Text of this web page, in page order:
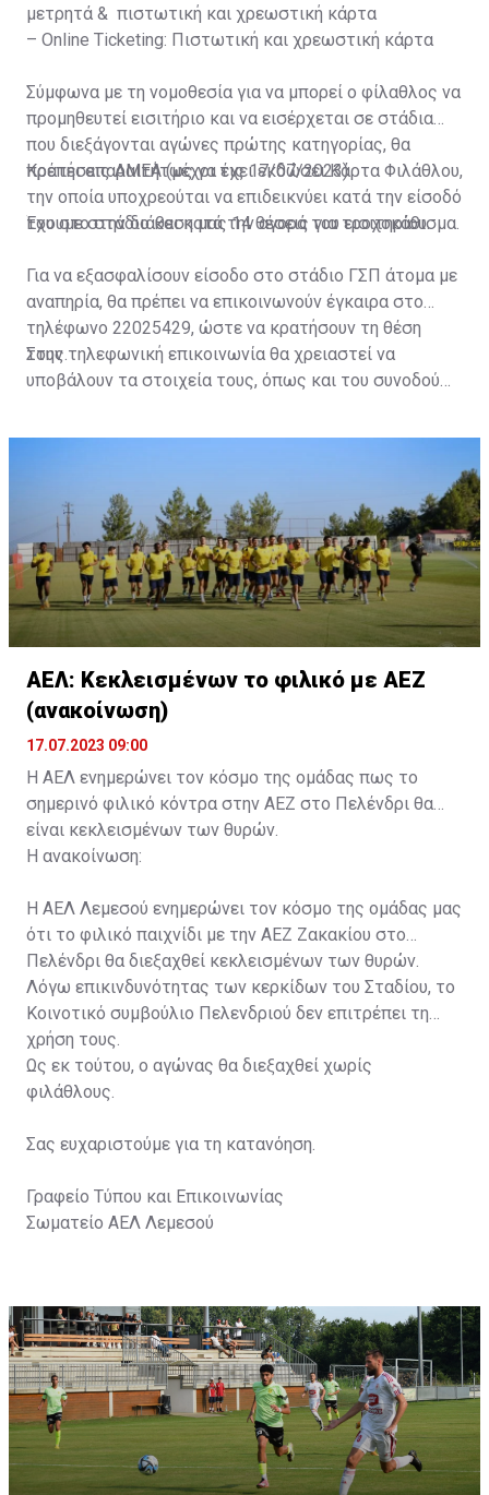
μετρητά & πιστωτική και χρεωστική κάρτα
– Online Ticketing: Πιστωτική και χρεωστική κάρτα
Σύμφωνα με τη νομοθεσία για να μπορεί ο φίλαθλος να
προμηθευτεί εισιτήριο και να εισέρχεται σε στάδια
που διεξάγονται αγώνες πρώτης κατηγορίας, θα
πρέπει απαραιτήτως να έχει εκδώσει Κάρτα Φιλάθλου,
την οποία υποχρεούται να επιδεικνύει κατά την είσοδό
του στο στάδιο και κατά την αγορά του εισιτηρίου.
Κρατήσεις ΑΜΕΑ (μέχρι τις 17/07/2023)
Έχουμε στην διάθεση μας 14 θέσεις για τροχοκάθισμα.
Για να εξασφαλίσουν είσοδο στο στάδιο ΓΣΠ άτομα με
αναπηρία, θα πρέπει να επικοινωνούν έγκαιρα στο
τηλέφωνο 22025429, ώστε να κρατήσουν τη θέση
τους.
Στην τηλεφωνική επικοινωνία θα χρειαστεί να
υποβάλουν τα στοιχεία τους, όπως και του συνοδού
ονοματεπώνυμο, αριθμός πινακίδας αυτοκινήτου,
ΑΕΛ: Κεκλεισμένων το φιλικό με ΑΕΖ
(ανακοίνωση)
17.07.2023 09:00
Η ΑΕΛ ενημερώνει τον κόσμο της ομάδας πως το
σημερινό φιλικό κόντρα στην ΑΕΖ στο Πελένδρι θα
είναι κεκλεισμένων των θυρών.
Η ανακοίνωση:
Η ΑΕΛ Λεμεσού ενημερώνει τον κόσμο της ομάδας μας
ότι το φιλικό παιχνίδι με την ΑΕΖ Ζακακίου στο
Πελένδρι θα διεξαχθεί κεκλεισμένων των θυρών.
Λόγω επικινδυνότητας των κερκίδων του Σταδίου, το
Κοινοτικό συμβούλιο Πελενδριού δεν επιτρέπει τη
χρήση τους.
Ως εκ τούτου, ο αγώνας θα διεξαχθεί χωρίς
φιλάθλους.
Σας ευχαριστούμε για τη κατανόηση.
Γραφείο Τύπου και Επικοινωνίας
Σωματείο ΑΕΛ Λεμεσού